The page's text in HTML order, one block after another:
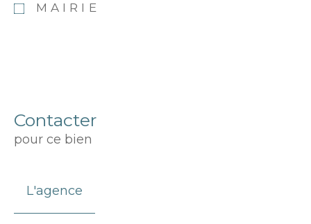
MAIRIE
Contacter
pour ce bien
L'agence